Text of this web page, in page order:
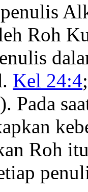
Roh
Kel 24:4
). Pada
Roh